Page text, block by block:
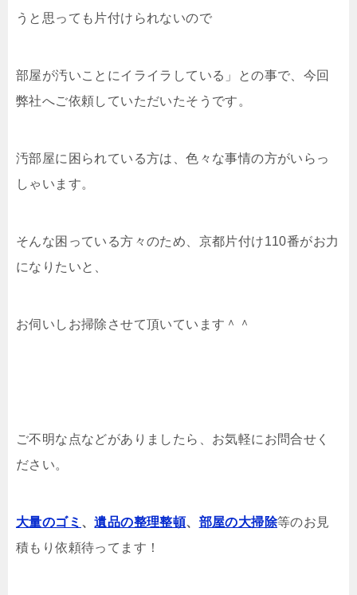
うと思っても片付けられないので
部屋が汚いことにイライラしている」との事で、今回
弊社へご依頼していただいたそうです。
汚部屋に困られている方は、色々な事情の方がいらっ
しゃいます。
そんな困っている方々のため、京都片付け110番がお力
になりたいと、
お伺いしお掃除させて頂いています＾＾
ご不明な点などがありましたら、お気軽にお問合せく
ださい。
大量のゴミ 、遺品の整理整頓、 部屋の大掃除等のお見
積もり依頼待ってます！